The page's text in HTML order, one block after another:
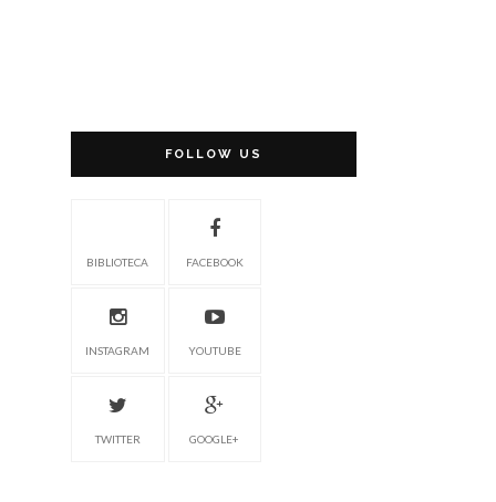
FOLLOW US
BIBLIOTECA FACEBOOK
INSTAGRAM YOUTUBE
TWITTER GOOGLE+